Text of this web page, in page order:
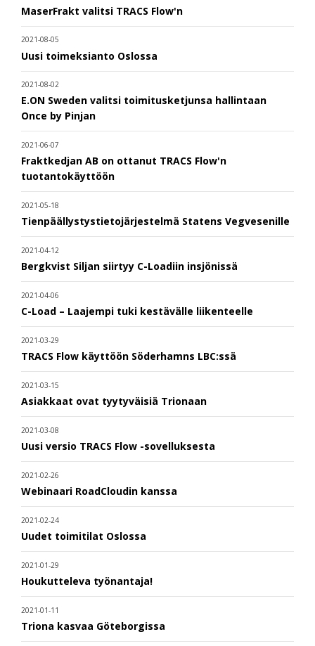
MaserFrakt valitsi TRACS Flow'n
2021-08-05
Uusi toimeksianto Oslossa
2021-08-02
E.ON Sweden valitsi toimitusketjunsa hallintaan
Once by Pinjan
2021-06-07
Fraktkedjan AB on ottanut TRACS Flow'n
tuotantokäyttöön
2021-05-18
Tienpäällystystietojärjestelmä Statens Vegvesenille
2021-04-12
Bergkvist Siljan siirtyy C-Loadiin insjönissä
2021-04-06
C-Load – Laajempi tuki kestävälle liikenteelle
2021-03-29
TRACS Flow käyttöön Söderhamns LBC:ssä
2021-03-15
Asiakkaat ovat tyytyväisiä Trionaan
2021-03-08
Uusi versio TRACS Flow -sovelluksesta
2021-02-26
Webinaari RoadCloudin kanssa
2021-02-24
Uudet toimitilat Oslossa
2021-01-29
Houkutteleva työnantaja!
2021-01-11
Triona kasvaa Göteborgissa